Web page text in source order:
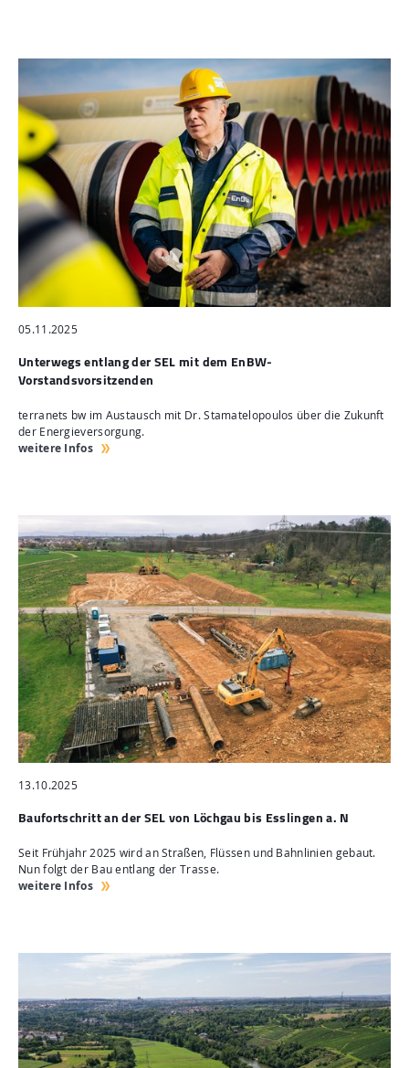
05.11.2025
Unterwegs entlang der SEL mit dem EnBW-
Vorstandsvorsitzenden
terranets bw im Austausch mit Dr. Stamatelopoulos über die Zukunft
der Energieversorgung.
weitere Infos
13.10.2025
Baufortschritt an der SEL von Löchgau bis Esslingen a. N
Seit Frühjahr 2025 wird an Straßen, Flüssen und Bahnlinien gebaut.
Nun folgt der Bau entlang der Trasse.
weitere Infos